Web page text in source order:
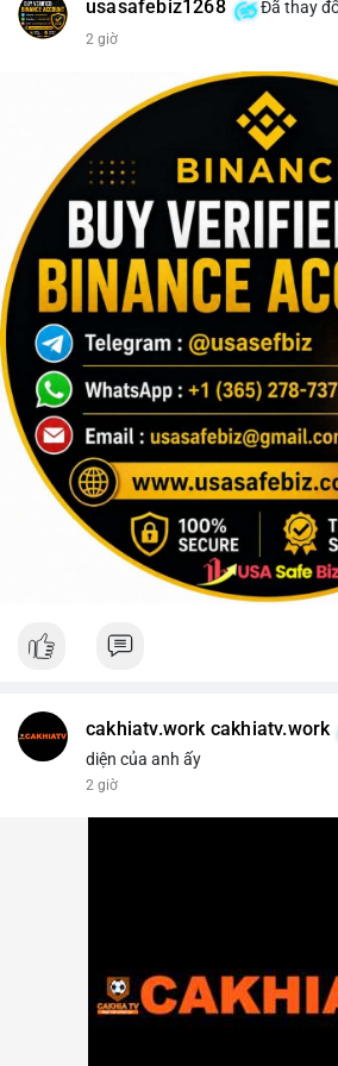
usasafebiz1268 Đã thay
2 giờ
cakhiatv.work cakhiatv.work
diện của anh ấy
2 giờ